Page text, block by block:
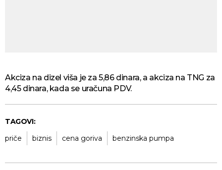
Akciza na dizel viša je za 5,86 dinara, a akciza na TNG za
4,45 dinara, kada se uračuna PDV.
TAGOVI:
priče
biznis cena goriva benzinska pumpa